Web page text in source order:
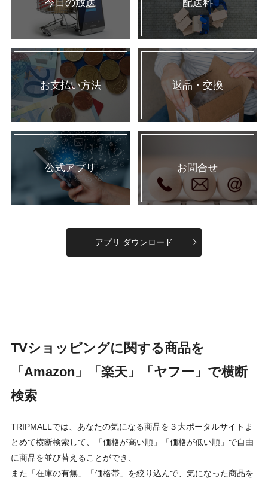
今日の放送 配送料
お支払い方法 返品・交換
公式アプリ お問合せ
アプリ ダウンロード
TVショッピングに関する商品を
「Amazon」「楽天」「ヤフー」で横断
検索
TRIPMALLでは、あなたの気になる商品を３大ポータルサイトま
とめて横断検索して、「価格が高い順」「価格が低い順」で自由
に商品を並び替えることができ、
また「在庫の有無」「価格帯」を絞り込んで、気になった商品を